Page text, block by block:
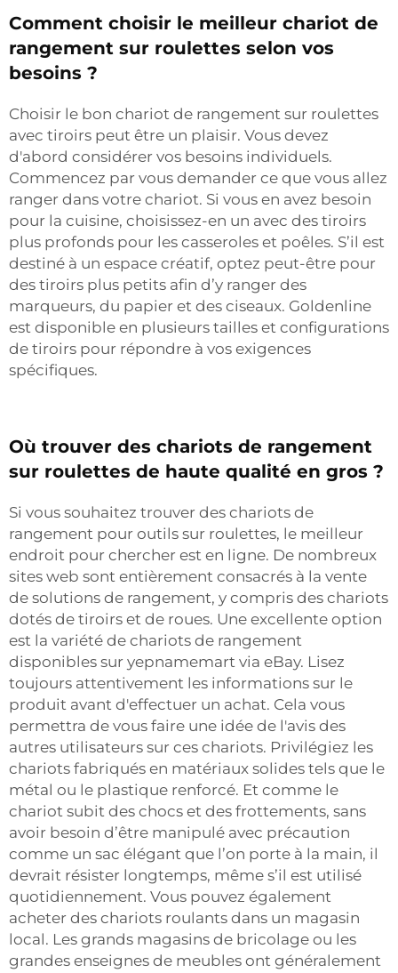
Comment choisir le meilleur chariot de
rangement sur roulettes selon vos
besoins ?
Choisir le bon chariot de rangement sur roulettes
avec tiroirs peut être un plaisir. Vous devez
d'abord considérer vos besoins individuels.
Commencez par vous demander ce que vous allez
ranger dans votre chariot. Si vous en avez besoin
pour la cuisine, choisissez-en un avec des tiroirs
plus profonds pour les casseroles et poêles. S’il est
destiné à un espace créatif, optez peut-être pour
des tiroirs plus petits afin d’y ranger des
marqueurs, du papier et des ciseaux. Goldenline
est disponible en plusieurs tailles et configurations
de tiroirs pour répondre à vos exigences
spécifiques.
Où trouver des chariots de rangement
sur roulettes de haute qualité en gros ?
Si vous souhaitez trouver des chariots de
rangement pour outils sur roulettes, le meilleur
endroit pour chercher est en ligne. De nombreux
sites web sont entièrement consacrés à la vente
de solutions de rangement, y compris des chariots
dotés de tiroirs et de roues. Une excellente option
est la variété de chariots de rangement
disponibles sur yepnamemart via eBay. Lisez
toujours attentivement les informations sur le
produit avant d'effectuer un achat. Cela vous
permettra de vous faire une idée de l'avis des
autres utilisateurs sur ces chariots. Privilégiez les
chariots fabriqués en matériaux solides tels que le
métal ou le plastique renforcé. Et comme le
chariot subit des chocs et des frottements, sans
avoir besoin d’être manipulé avec précaution
comme un sac élégant que l’on porte à la main, il
devrait résister longtemps, même s’il est utilisé
quotidiennement. Vous pouvez également
acheter des chariots roulants dans un magasin
local. Les grands magasins de bricolage ou les
grandes enseignes de meubles ont généralement